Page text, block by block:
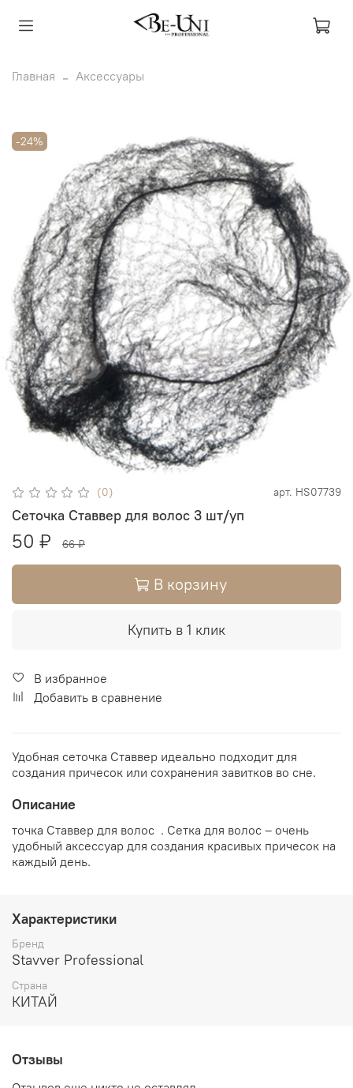
Главная Аксессуары
-24%
(0) арт. HS07739
Сеточка Ставвер для волос 3 шт/уп
50 ₽ 66 ₽
В корзину
Купить в 1 клик
В избранное
Добавить в сравнение
Удобная сеточка Ставвер идеально подходит для
создания причесок или сохранения завитков во сне.
Описание
точка Ставвер для волос . Сетка для волос – очень
удобный аксессуар для создания красивых причесок на
каждый день.
Характеристики
Бренд
Stavver Professional
Страна
КИТАЙ
Отзывы